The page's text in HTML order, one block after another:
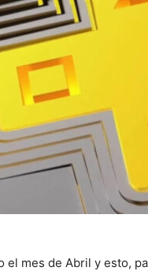
el mes de Abril y esto,